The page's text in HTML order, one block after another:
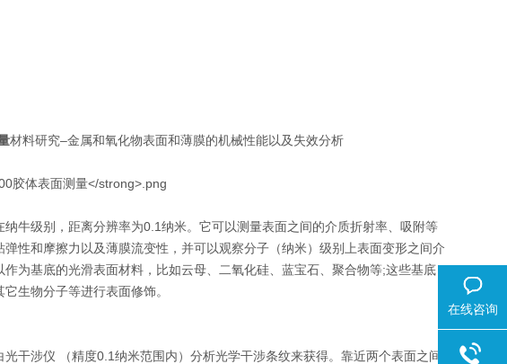
材料研究–金属和氧化物表面和薄膜的机械性能以及失效分析
牛级别，距离分辨率为0.1纳米。它可以测量表面之间的介质折射率、吸附等
性和摩擦力以及薄膜流变性，并可以观察分子（纳米）级别上表面变形之间介
为基底的光滑表面材料，比如云母、二氧化硅、蓝宝石、聚合物等;这些基底
生物分子等进行表面修饰。
干涉仪 （精度0.1纳米范围内）分析光学干涉条纹来获得。靠近两个表面之间
在线咨询